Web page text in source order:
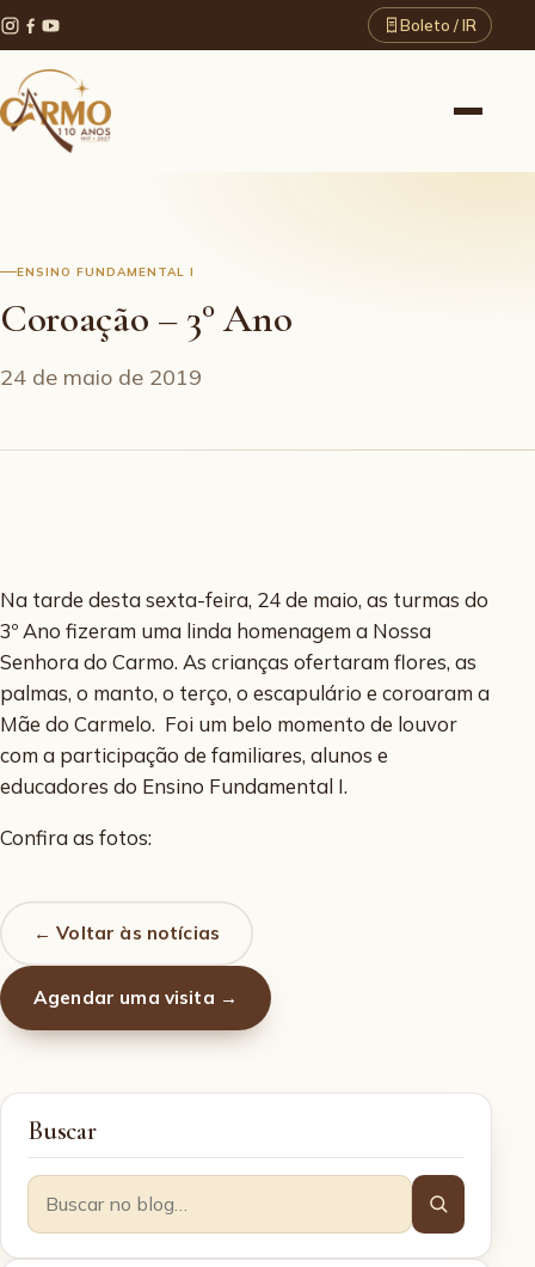
Boleto / IR
ENSINO FUNDAMENTAL I
Coroação – 3° Ano
24 de maio de 2019
Na tarde desta sexta-feira, 24 de maio, as turmas do
3º Ano fizeram uma linda homenagem a Nossa
Senhora do Carmo. As crianças ofertaram flores, as
palmas, o manto, o terço, o escapulário e coroaram a
Mãe do Carmelo. Foi um belo momento de louvor
com a participação de familiares, alunos e
educadores do Ensino Fundamental I.
Confira as fotos:
← Voltar às notícias
Agendar uma visita →
Buscar